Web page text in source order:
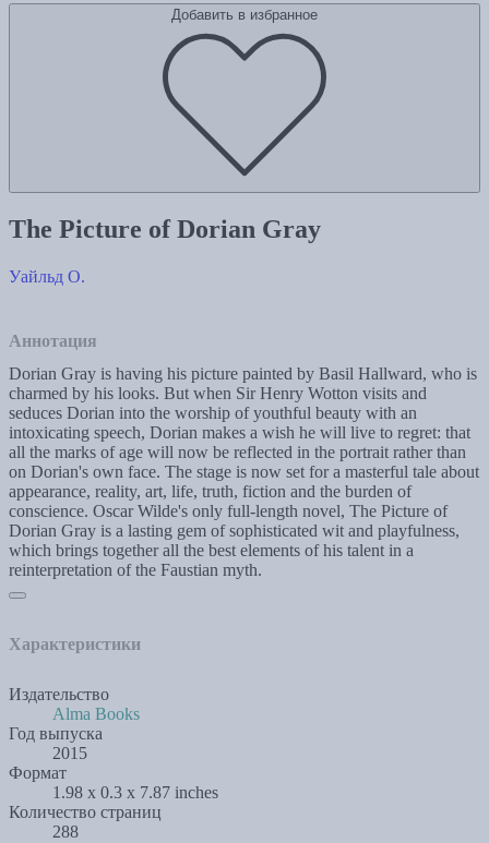
Добавить в избранное
The Picture of Dorian Gray
Уайльд О.
Аннотация
Dorian Gray is having his picture painted by Basil Hallward, who is
charmed by his looks. But when Sir Henry Wotton visits and
seduces Dorian into the worship of youthful beauty with an
intoxicating speech, Dorian makes a wish he will live to regret: that
all the marks of age will now be reflected in the portrait rather than
on Dorian's own face. The stage is now set for a masterful tale about
appearance, reality, art, life, truth, fiction and the burden of
conscience. Oscar Wilde's only full-length novel, The Picture of
Dorian Gray is a lasting gem of sophisticated wit and playfulness,
which brings together all the best elements of his talent in a
reinterpretation of the Faustian myth.
Характеристики
Издательство
Alma Books
Год выпуска
2015
Формат
1.98 x 0.3 x 7.87 inches
Количество страниц
288